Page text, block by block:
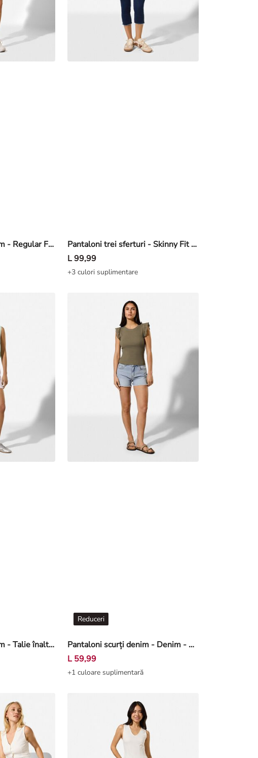
Pantaloni scurți denim - Regular Fit - Alb
Pantaloni trei sferturi - Skinny Fit - Albastru închis
L 99,99
+3 culori suplimentare
Pantaloni scurți denim - Talie înaltă - Alb Pantaloni scurți denim - Denim - Albastru închis
Reduceri
L 59,99
+1 culoare suplimentară